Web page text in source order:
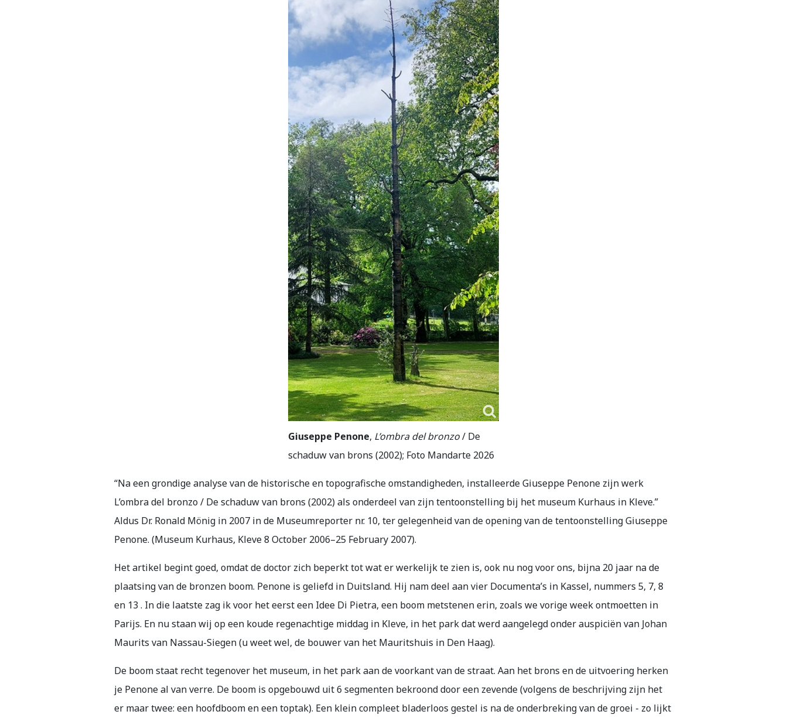
Giuseppe Penone, L’ombra del bronzo/ De
schaduw van brons (2002); Foto Mandarte 2026
“Na een grondige analyse van de historische en topografische omstandigheden, installeerde Giuseppe Penone zijn werk
L’ombra del bronzo / De schaduw van brons (2002) als onderdeel van zijn tentoonstelling bij het museum Kurhaus in Kleve.”
Aldus Dr. Ronald Mönig in 2007 in de Museumreporter nr. 10, ter gelegenheid van de opening van de tentoonstelling Giuseppe
Penone. (Museum Kurhaus, Kleve 8 October 2006–25 February 2007).
Het artikel begint goed, omdat de doctor zich beperkt tot wat er werkelijk te zien is, ook nu nog voor ons, bijna 20 jaar na de
plaatsing van de bronzen boom. Penone is geliefd in Duitsland. Hij nam deel aan vier Documenta’s in Kassel, nummers 5, 7, 8
en 13 . In die laatste zag ik voor het eerst een Idee Di Pietra, een boom metstenen erin, zoals we vorige week ontmoetten in
Parijs. En nu staan wij op een koude regenachtige middag in Kleve, in het park dat werd aangelegd onder auspiciën van Johan
Maurits van Nassau-Siegen (u weet wel, de bouwer van het Mauritshuis in Den Haag).
De boom staat recht tegenover het museum, in het park aan de voorkant van de straat. Aan het brons en de uitvoering herken
je Penone al van verre. De boom is opgebouwd uit 6 segmenten bekroond door een zevende (volgens de beschrijving zijn het
er maar twee: een hoofdboom en een toptak). Een klein compleet bladerloos gestel is na de onderbreking van de groei - zo lijkt